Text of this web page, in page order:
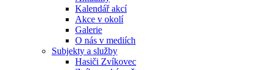
Kalendář akcí
Akce v okolí
Galerie
O nás v mediích
Subjekty a služby
Hasiči Zvíkovec